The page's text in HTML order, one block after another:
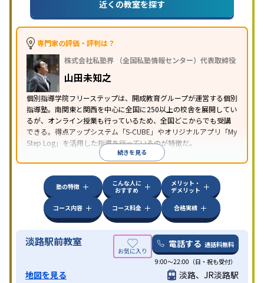
漢検(漢字検定)対策数学特化対策英語・英会話特化
特徴
中高一貫校生に対応
保証制度あり
授業の振替可能学習にPC・タブレッ
トを利用 オンライン対応
講習のみの受講可
近くの教室を探す
専門家の評価・評判は？
株式会社私塾界 （全国私塾情報センター）代表取締役
山田未知之
個別指導学院フリーステップは、開成教育グループが運営する個別
指導塾。南関東と関西を中心に全国に250以上の校舎を展開してい
るが、オンライン授業も行っているため、全国どこからでも受講
できる。得点アップシステム「S-CUBE」やオリジナルアプリ「My
Step Log」を活用した指導を行っているのが特徴だ。
続きを見る
塾の特徴
こんな人に
おすすめ
メリット・
デメリット
コース内容
コース料金 合格実績
淡路駅前教室 電話する 通話料無料
9:00～22:00（日・祝も受付）
地図を見る 淡路、JR淡路駅